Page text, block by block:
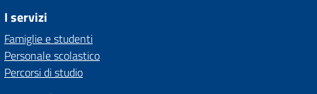
I servizi
Famiglie e studenti
Personale scolastico
Percorsi di studio